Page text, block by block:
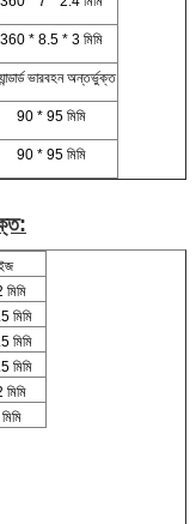
360 * 8.5 * 3 মিমি
ভারবহন অন্তর্ভুক্ত
90 * 95 মিমি
90 * 95 মিমি
মিমি
মিমি
মিমি